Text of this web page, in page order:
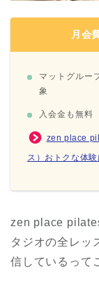
月会
マットグルー
象
入会金も無料
zen place
ス）おトクな体
zen place
タジオの全レッ
信しているって